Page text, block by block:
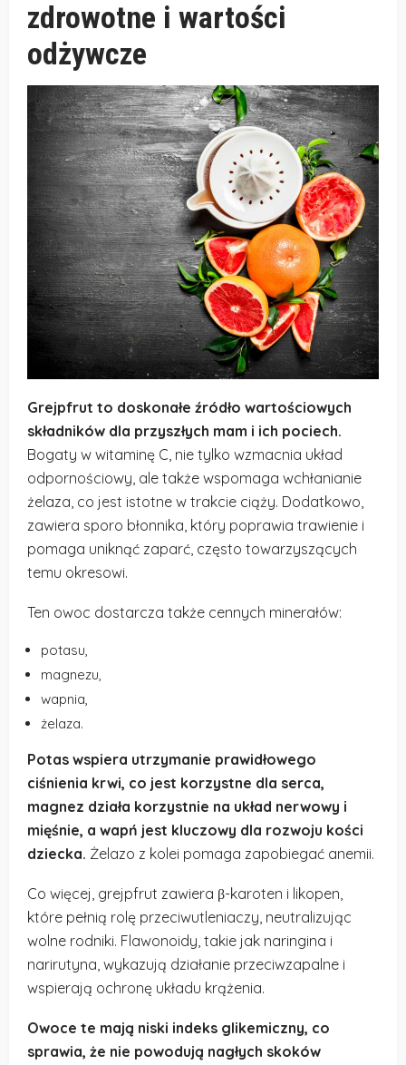
zdrowotne i wartości
odżywcze
Grejpfrut to doskonałe źródło wartościowych
składników dla przyszłych mam i ich pociech.
Bogaty w witaminę C, nie tylko wzmacnia układ
odpornościowy, ale także wspomaga wchłanianie
żelaza, co jest istotne w trakcie ciąży. Dodatkowo,
zawiera sporo błonnika, który poprawia trawienie i
pomaga uniknąć zaparć, często towarzyszących
temu okresowi.
Ten owoc dostarcza także cennych minerałów:
potasu,
magnezu,
wapnia,
żelaza.
Potas wspiera utrzymanie prawidłowego
ciśnienia krwi, co jest korzystne dla serca,
magnez działa korzystnie na układ nerwowy i
mięśnie, a wapń jest kluczowy dla rozwoju kości
dziecka. Żelazo z kolei pomaga zapobiegać anemii.
Co więcej, grejpfrut zawiera β-karoten i likopen,
które pełnią rolę przeciwutleniaczy, neutralizując
wolne rodniki. Flawonoidy, takie jak naringina i
narirutyna, wykazują działanie przeciwzapalne i
wspierają ochronę układu krążenia.
Owoce te mają niski indeks glikemiczny, co
sprawia, że nie powodują nagłych skoków